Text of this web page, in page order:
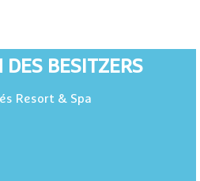
DES BESITZERS
Resort & Spa